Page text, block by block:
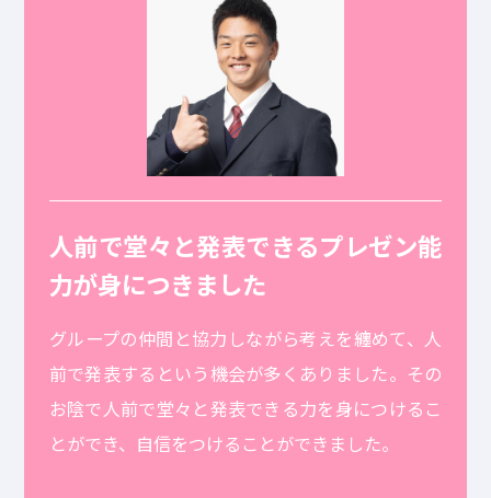
人前で堂々と発表できるプレゼン能
力が身につきました
グループの仲間と協力しながら考えを纏めて、人
前で発表するという機会が多くありました。その
お陰で人前で堂々と発表できる力を身につけるこ
とができ、自信をつけることができました。